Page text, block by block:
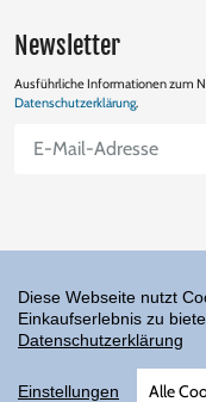
Newsletter
Ausführliche Informationen zum
Datenschutzerklärung.
Abonnieren
Facebook
Twitter
Shop
Diese Webseite nutzt
Einkaufserlebnis zu
Datenschutzerklärung
Einstellungen Alle